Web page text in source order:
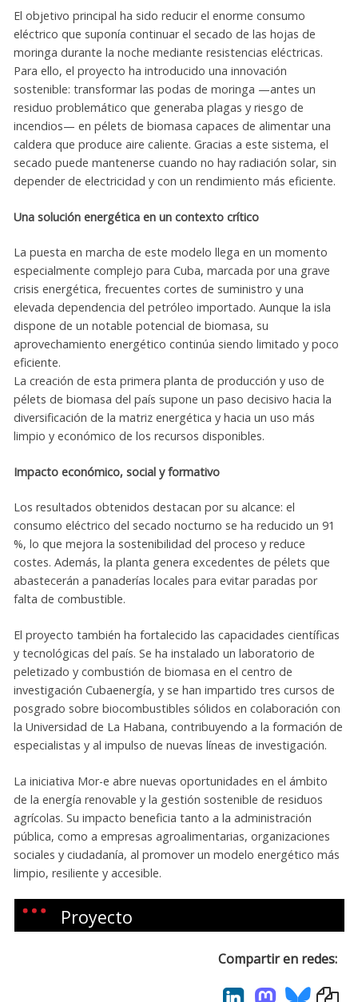
El objetivo principal ha sido reducir el enorme consumo
eléctrico que suponía continuar el secado de las hojas de
moringa durante la noche mediante resistencias eléctricas.
Para ello, el proyecto ha introducido una innovación
sostenible: transformar las podas de moringa —antes un
residuo problemático que generaba plagas y riesgo de
incendios— en pélets de biomasa capaces de alimentar una
caldera que produce aire caliente. Gracias a este sistema, el
secado puede mantenerse cuando no hay radiación solar, sin
depender de electricidad y con un rendimiento más eficiente.
Una solución energética en un contexto crítico
La puesta en marcha de este modelo llega en un momento
especialmente complejo para Cuba, marcada por una grave
crisis energética, frecuentes cortes de suministro y una
elevada dependencia del petróleo importado. Aunque la isla
dispone de un notable potencial de biomasa, su
aprovechamiento energético continúa siendo limitado y poco
eficiente.
La creación de esta primera planta de producción y uso de
pélets de biomasa del país supone un paso decisivo hacia la
diversificación de la matriz energética y hacia un uso más
limpio y económico de los recursos disponibles.
Impacto económico, social y formativo
Los resultados obtenidos destacan por su alcance: el
consumo eléctrico del secado nocturno se ha reducido un 91
%, lo que mejora la sostenibilidad del proceso y reduce
costes. Además, la planta genera excedentes de pélets que
abastecerán a panaderías locales para evitar paradas por
falta de combustible.
El proyecto también ha fortalecido las capacidades científicas
y tecnológicas del país. Se ha instalado un laboratorio de
peletizado y combustión de biomasa en el centro de
investigación Cubaenergía, y se han impartido tres cursos de
posgrado sobre biocombustibles sólidos en colaboración con
la Universidad de La Habana, contribuyendo a la formación de
especialistas y al impulso de nuevas líneas de investigación.
La iniciativa Mor-e abre nuevas oportunidades en el ámbito
de la energía renovable y la gestión sostenible de residuos
agrícolas. Su impacto beneficia tanto a la administración
pública, como a empresas agroalimentarias, organizaciones
sociales y ciudadanía, al promover un modelo energético más
limpio, resiliente y accesible.
Proyecto
Compartir en redes: